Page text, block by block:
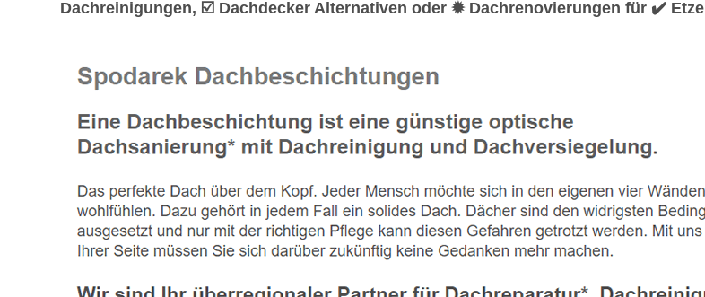
Dachreinigungen, ☑️ Dachdecker Alternativen oder ✹ Dachrenovierungen für ✔️